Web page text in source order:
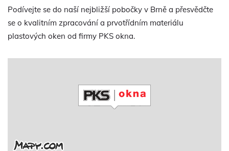
Podívejte se do naší nejbližší pobočky v Brně a přesvědčte
se o kvalitním zpracování a prvotřídním materiálu
plastových oken od firmy PKS okna.